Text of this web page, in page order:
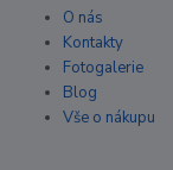
O nás
Kontakty
Fotogalerie
Blog
Vše o nákupu